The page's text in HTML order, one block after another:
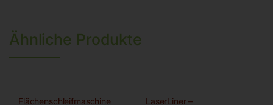
Ähnliche Produkte
Flächenschleifmaschine
LaserLiner –